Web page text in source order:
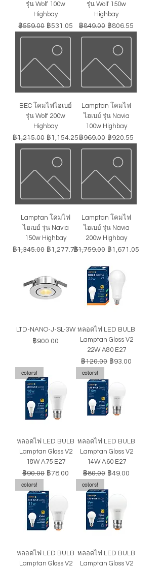
รุ่น Wolf 100w
Highbay
ราคาปกติ
฿559.00 ราคาขายลด
฿531.05
รุ่น Wolf 150w
Highbay
ราคาปกติ
฿849.00 ราคาขายลด
฿806.55
BEC โคมไฟไฮเบย์
รุ่น Wolf 200w
Highbay
ราคาปกติ
฿1,215.00 ราคาขายลด
฿1,154.25
Lamptan โคมไฟ
ไฮเบย์ รุ่น Navia
100w Highbay
ราคาปกติ
฿969.00 ราคาขายลด
฿920.55
Lamptan โคมไฟ
ไฮเบย์ รุ่น Navia
150w Highbay
ราคาปกติ
฿1,345.00 ราคาขายลด
฿1,277.75
Lamptan โคมไฟ
ไฮเบย์ รุ่น Navia
200w Highbay
ราคาปกติ
฿1,759.00 ราคาขายลด
฿1,671.05
LTD-NANO-J-SL-3W
ราคา
฿900.00
หลอดไฟ LED BULB
Lamptan Gloss V2
22W A80 E27
ราคาปกติ
฿120.00 ราคาขายลด
฿93.00
colors!
หลอดไฟ LED BULB
Lamptan Gloss V2
18W A75 E27
ราคาปกติ
฿90.00 ราคาขายลด
฿78.00
colors!
หลอดไฟ LED BULB
Lamptan Gloss V2
14W A60 E27
ราคาปกติ
฿80.00 ราคาขายลด
฿49.00
colors!
หลอดไฟ LED BULB
Lamptan Gloss V2
colors!
หลอดไฟ LED BULB
Lamptan Gloss V2